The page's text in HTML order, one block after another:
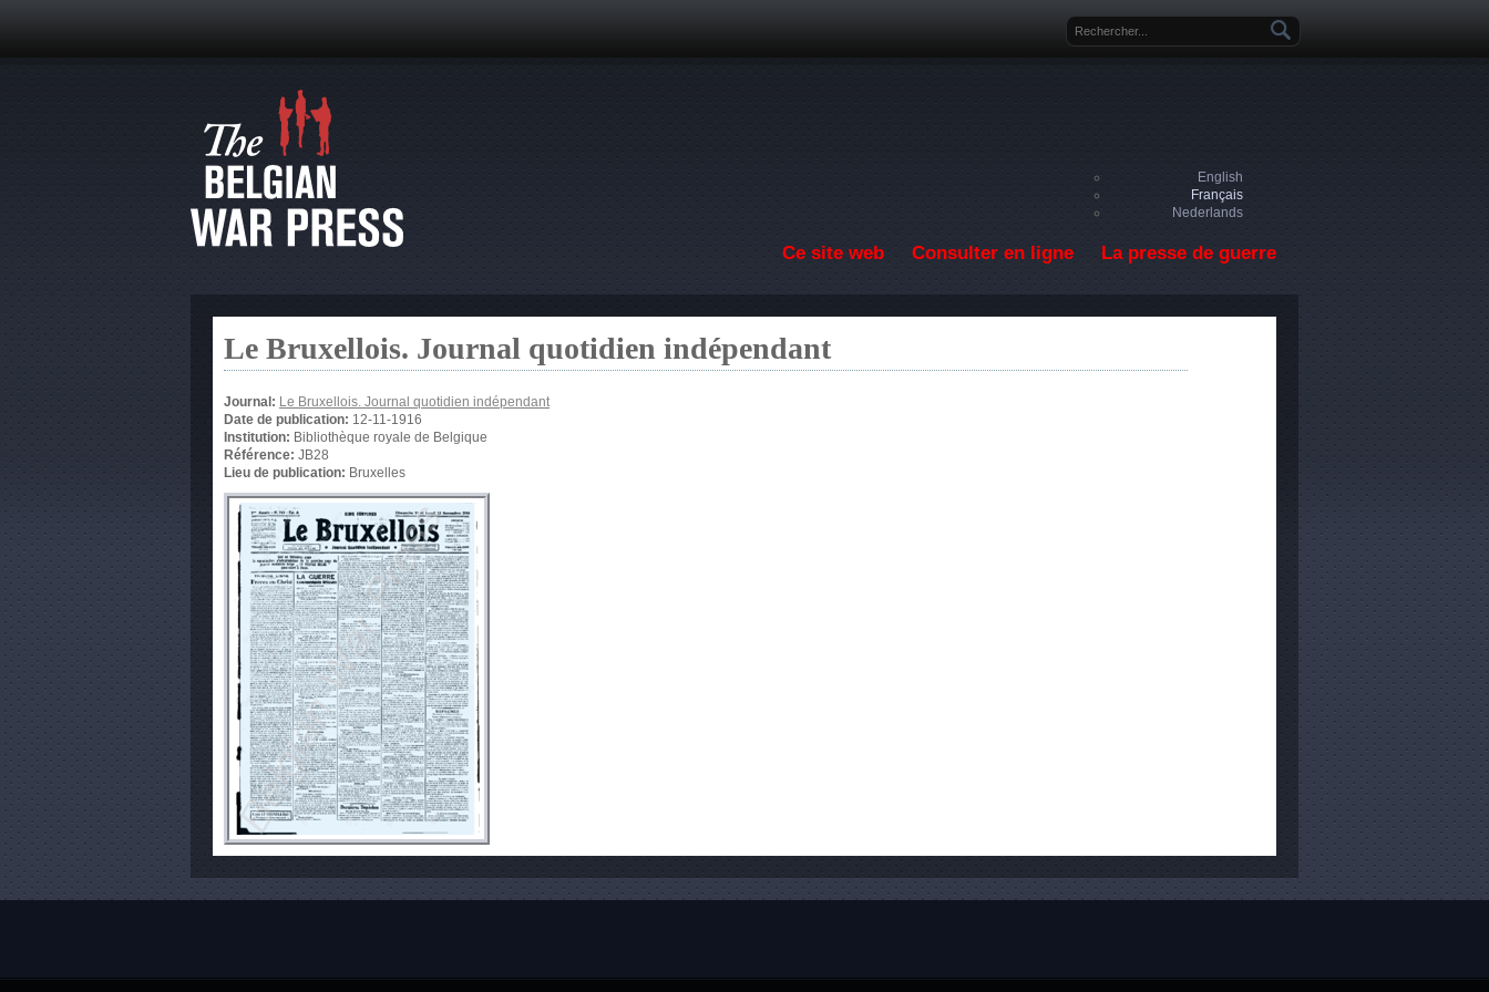
Formulaire de recherche
English
Français
Nederlands
Ce site web Consulter en ligne La presse de guerre
Le Bruxellois. Journal quotidien indépendant
Journal: Le Bruxellois. Journal quotidien indépendant
Date de publication: 12-11-1916
Institution: Bibliothèque royale de Belgique
Référence: JB28
Lieu de publication: Bruxelles